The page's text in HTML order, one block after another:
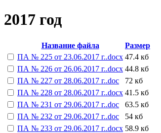
2017 год
Название файла
Размер
ПА № 225 от 23.06.2017 г..docx 47.4 кб
ПА № 226 от 26.06.2017 г..docx 44.8 кб
ПА № 227 от 28.06.2017 г..doc
72 кб
ПА № 228 от 28.06.2017 г..docx 41.5 кб
ПА № 231 от 29.06.2017 г..doc
63.5 кб
ПА № 232 от 29.06.2017 г..doc
54 кб
ПА № 233 от 29.06.2017 г..docx 58.9 кб